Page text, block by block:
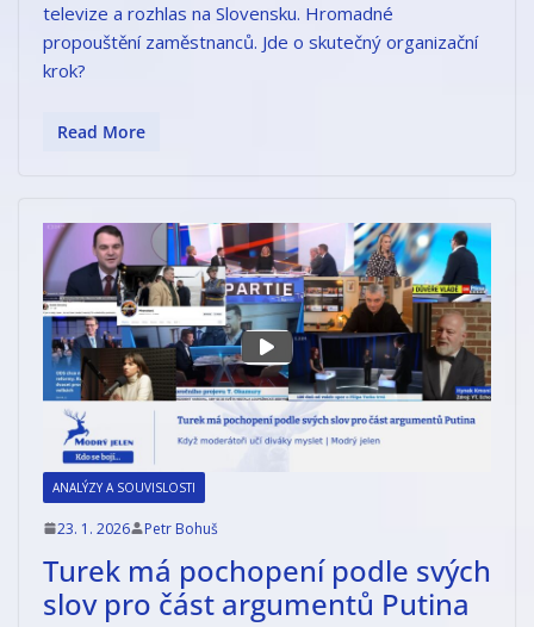
televize a rozhlas na Slovensku. Hromadné
propouštění zaměstnanců. Jde o skutečný organizační
krok?
Read More
ANALÝZY A SOUVISLOSTI
23. 1. 2026 Petr Bohuš
Turek má pochopení podle svých
slov pro část argumentů Putina